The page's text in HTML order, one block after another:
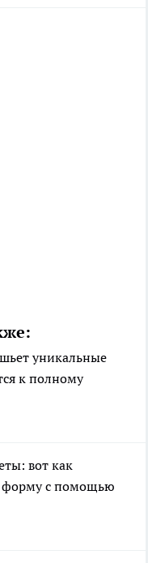
уникальные
к полному
вот как
форму с помощью